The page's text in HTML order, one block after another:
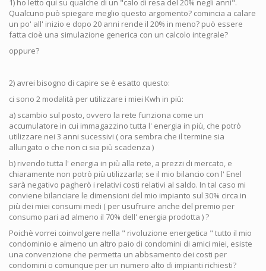
Qualcuno può spiegare meglio questo argomento? comincia a calare
un po' all' inizio e dopo 20 anni rende il 20% in meno? può essere
fatta cioè una simulazione generica con un calcolo integrale?
oppure?
2) avrei bisogno di capire se è esatto questo:
ci sono 2 modalità per utilizzare i miei Kwh in più:
a) scambio sul posto, ovvero la rete funziona come un
accumulatore in cui immagazzino tutta l' energia in più, che potrò
utilizzare nei 3 anni sucessivi ( ora sembra che il termine sia
allungato o che non ci sia più scadenza )
b) rivendo tutta l' energia in più alla rete, a prezzi di mercato, e
chiaramente non potrò più utilizzarla; se il mio bilancio con l' Enel
sarà negativo pagherò i relativi costi relativi al saldo. In tal caso mi
conviene bilanciare le dimensioni del mio impianto sul 30% circa in
più dei miei consumi medi ( per usufruire anche del premio per
consumo pari ad almeno il 70% dell' energia prodotta ) ?
Poichè vorrei coinvolgere nella " rivoluzione energetica " tutto il mio
condominio e almeno un altro paio di condomini di amici miei, esiste
una convenzione che permetta un abbsamento dei costi per
condomini o comunque per un numero alto di impianti richiesti?